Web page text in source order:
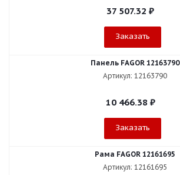
37 507.32 ₽
Заказать
Панель FAGOR 12163790
Артикул: 12163790
10 466.38₽
Заказать
Рама FAGOR 12161695
Артикул: 12161695